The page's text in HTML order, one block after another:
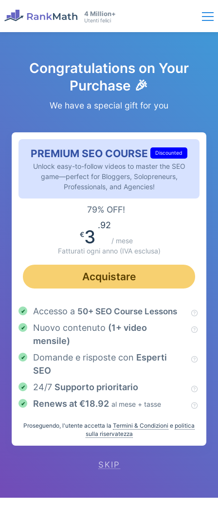
4 Million+
Utenti felici
Congratulations on Your
Purchase 🎉
We have a special gift for you
PREMIUM SEO COURSE Discounted
Unlock easy-to-follow videos to master the SEO
game—perfect for Bloggers, Solopreneurs,
Professionals, and Agencies!
79% OFF!
€3
.92
/ mese
Fatturati ogni anno (IVA esclusa)
Acquistare
Accesso a 50+ SEO Course Lessons
Nuovo contenuto (1+ video
mensile)
Domande e risposte con Esperti
SEO
24/7 Supporto prioritario
Renews at €18.92 al mese + tasse
Proseguendo, l'utente accetta la Termini & Condizioni e politica
sulla riservatezza
SKIP